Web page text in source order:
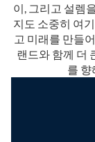
이, 그리고 설렘
지도 소중히 여
고 미래를 만들
랜드와 함께 더
를 향